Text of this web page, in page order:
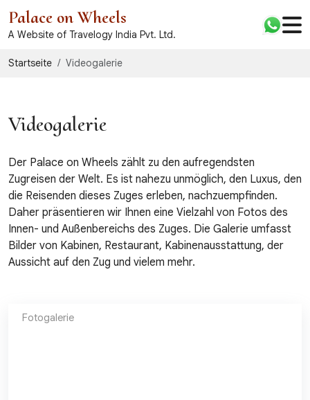
Palace on Wheels
A Website of Travelogy India Pvt. Ltd.
Startseite Videogalerie
Videogalerie
Der Palace on Wheels zählt zu den aufregendsten
Zugreisen der Welt. Es ist nahezu unmöglich, den Luxus, den
die Reisenden dieses Zuges erleben, nachzuempfinden.
Daher präsentieren wir Ihnen eine Vielzahl von Fotos des
Innen- und Außenbereichs des Zuges. Die Galerie umfasst
Bilder von Kabinen, Restaurant, Kabinenausstattung, der
Aussicht auf den Zug und vielem mehr.
Fotogalerie